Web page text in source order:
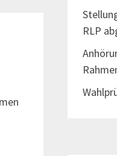
RLP